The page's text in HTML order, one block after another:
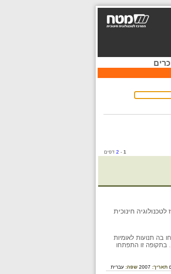
1
-
2 דפים
בה תנועות לאומיות
בתקופה זו התפתחו
תאריך: 2007 שפה: עברית